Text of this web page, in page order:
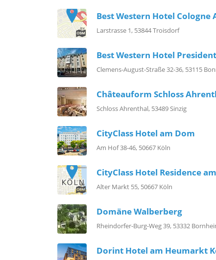
Best Western Hotel
Larstrasse 1, 53844 Troisdorf
Best Western Hotel President
Clemens-August-Straße 32-36, 53115
Châteauform Schloss
Schloss Ahrenthal, 53489 Sinzig
CityClass Hotel am Dom
Am Hof 38-46, 50667 Köln
CityClass Hotel Residence
Alter Markt 55, 50667 Köln
Domäne Walberberg
Rheindorfer-Burg-Weg 39, 53332
Dorint Hotel am Heumarkt